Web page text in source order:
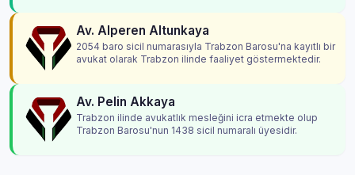
Av. Alperen Altunkaya
2054 baro sicil numarasıyla Trabzon Barosu'na kayıtlı bir
avukat olarak Trabzon ilinde faaliyet göstermektedir.
Av. Pelin Akkaya
Trabzon ilinde avukatlık mesleğini icra etmekte olup
Trabzon Barosu'nun 1438 sicil numaralı üyesidir.